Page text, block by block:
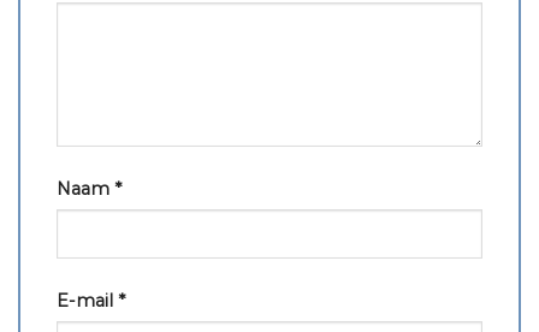
Naam *
E-mail *